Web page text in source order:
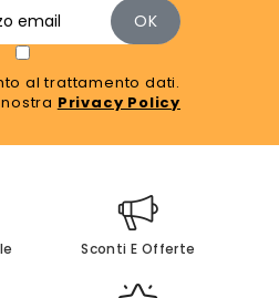
al trattamento dati.
Privacy Policy
Sconti E Offerte